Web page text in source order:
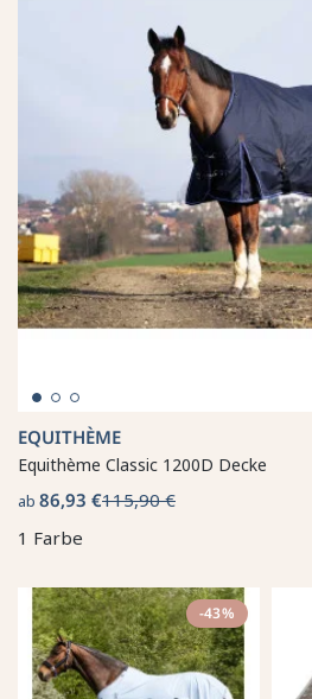
EQUITHÈME
Equithème Classic 1200D Decke
ab 86,93 €115,90 €
1 Farbe
-43%